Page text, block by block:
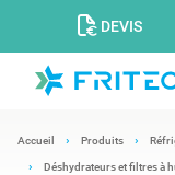
DEVIS
Accueil Produits
Déshydrateurs et filtres à